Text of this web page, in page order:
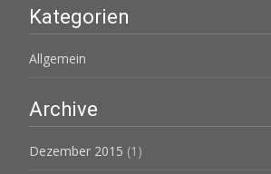
Kategorien
Allgemein
Archive
Dezember 2015 (1)